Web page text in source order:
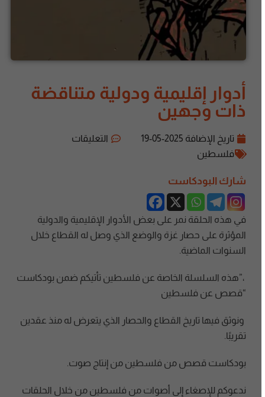
أدوار إقليمية ودولية متناقضة
ذات وجهين
تاريخ الإضافة2025-05-19
التعليقات
فلسطين
شارك البودكاست
في هذه الحلقة نمر على بعض الأدوار الإقليمية والدولية
المؤثرة على حصار غزة والوضع الذي وصل له القطاع خلال
السنوات الماضية.
،”هذه السلسلة الخاصة عن فلسطين تأتيكم ضمن بودكاست
“قصص عن فلسطين
ونوثق فيها تاريخ القطاع والحصار الذي يتعرض له منذ عقدين
تقريبًا.
بودكاست قصص من فلسطين من إنتاج صوت.
ندعوكم للإصغاء إلى أصوات من فلسطين من خلال الحلقات